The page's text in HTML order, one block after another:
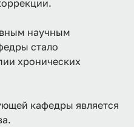
научным
стало
хронических
кафедры является